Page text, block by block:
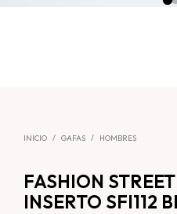
INICIO / GAFAS / HOMBRES
FASHION
INSERTO SFI112